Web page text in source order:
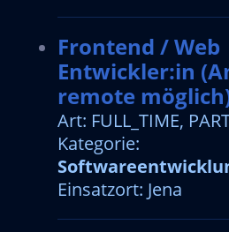
Frontend / Web
Entwickler:in
remote
Art: FULL_TIME,
Kategorie:
Einsatzort: Jena